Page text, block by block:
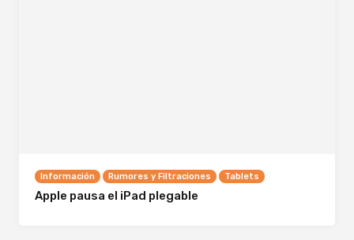
Información Rumores y Filtraciones Tablets
Apple pausa el iPad plegable